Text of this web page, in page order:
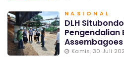
NASIONAL
DLH
Pengendalian
Assembagoes
Kamis, 30 Juli